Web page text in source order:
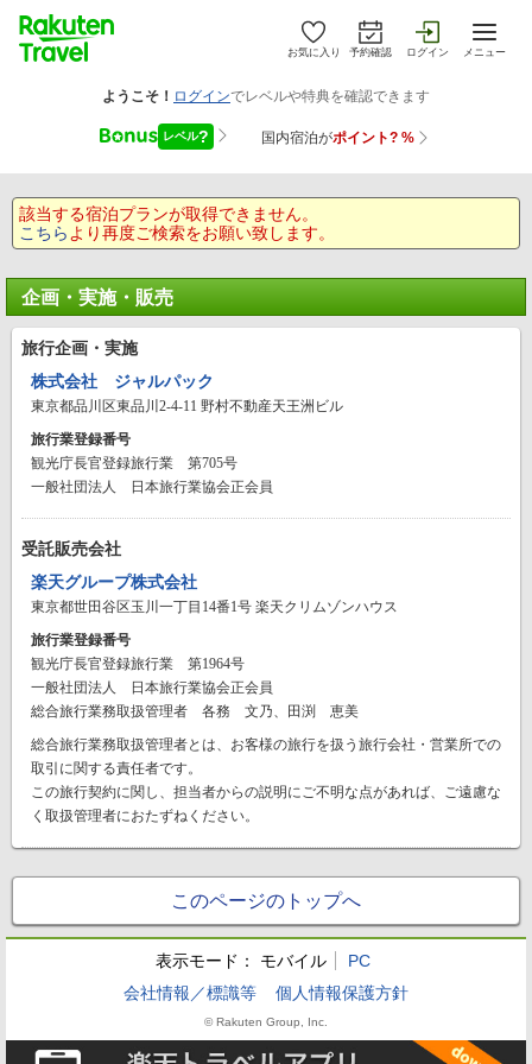
お気に入り 予約確認 ログイン メニュー
該当する宿泊プランが取得できません。
こちら より再度ご検索をお願い致します。
企画・実施・販売
旅行企画・実施
株式会社 ジャルパック
東京都品川区東品川2-4-11 野村不動産天王洲ビル
旅行業登録番号
観光庁長官登録旅行業 第705号
一般社団法人 日本旅行業協会正会員
受託販売会社
楽天グループ株式会社
東京都世田谷区玉川一丁目14番1号 楽天クリムゾンハウス
旅行業登録番号
観光庁長官登録旅行業 第1964号
一般社団法人 日本旅行業協会正会員
総合旅行業務取扱管理者 各務 文乃、田渕 恵美
総合旅行業務取扱管理者とは、お客様の旅行を扱う旅行会社・営業所での
取引に関する責任者です。
この旅行契約に関し、担当者からの説明にご不明な点があれば、ご遠慮な
く取扱管理者におたずねください。
このページのトップへ
表示モード： モバイル
PC
会社情報／標識等
個人情報保護方針
© Rakuten Group, Inc.